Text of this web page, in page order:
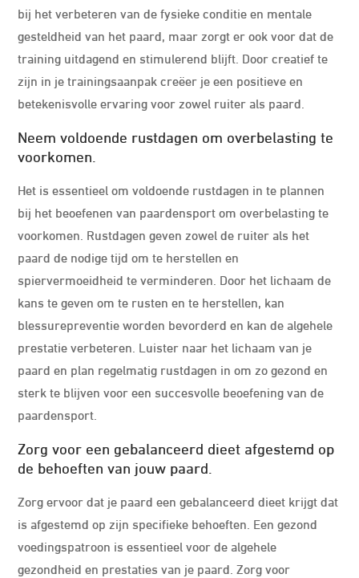
bij het verbeteren van de fysieke conditie en mentale
gesteldheid van het paard, maar zorgt er ook voor dat de
training uitdagend en stimulerend blijft. Door creatief te
zijn in je trainingsaanpak creëer je een positieve en
betekenisvolle ervaring voor zowel ruiter als paard.
Neem voldoende rustdagen om overbelasting te
voorkomen.
Het is essentieel om voldoende rustdagen in te plannen
bij het beoefenen van paardensport om overbelasting te
voorkomen. Rustdagen geven zowel de ruiter als het
paard de nodige tijd om te herstellen en
spiervermoeidheid te verminderen. Door het lichaam de
kans te geven om te rusten en te herstellen, kan
blessurepreventie worden bevorderd en kan de algehele
prestatie verbeteren. Luister naar het lichaam van je
paard en plan regelmatig rustdagen in om zo gezond en
sterk te blijven voor een succesvolle beoefening van de
paardensport.
Zorg voor een gebalanceerd dieet afgestemd op
de behoeften van jouw paard.
Zorg ervoor dat je paard een gebalanceerd dieet krijgt dat
is afgestemd op zijn specifieke behoeften. Een gezond
voedingspatroon is essentieel voor de algehele
gezondheid en prestaties van je paard. Zorg voor